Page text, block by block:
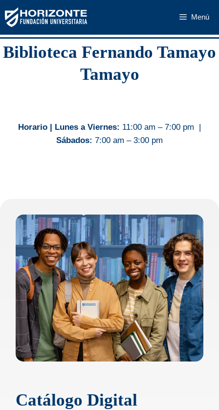
Saltar
al
contenido
Menú
Biblioteca Fernando Tamayo
Tamayo
Horario | Lunes a Viernes: 11:00 am – 7:00 pm |
Sábados: 7:00 am – 3:00 pm
Catálogo Digital